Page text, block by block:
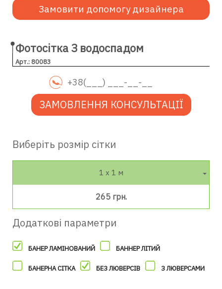
Замовити допомогу дизайнера
Фотосітка З водоспадом
Арт.: 80083
ЗАМОВЛЕННЯ КОНСУЛЬТАЦІЇ
Виберіть розмір сітки
1 х 1 м
265 грн.
Додаткові параметри
БАНЕР ЛАМІНОВАНИЙ БАННЕР ЛІТИЙ
БАНЕРНА СІТКА БЕЗ ЛЮВЕРСІВ З ЛЮВЕРСАМИ